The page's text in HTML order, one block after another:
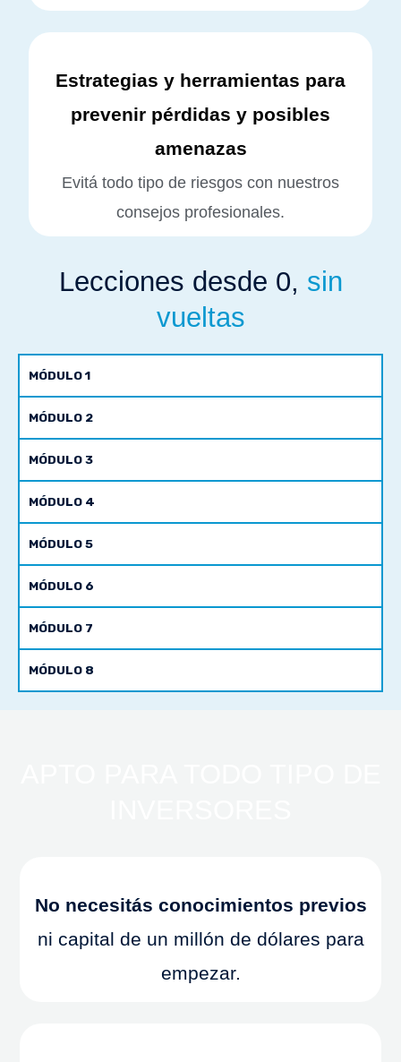
Estrategias y herramientas para
prevenir pérdidas y posibles
amenazas
Evitá todo tipo de riesgos con nuestros
consejos profesionales.
Lecciones desde 0, sin
vueltas
MÓDULO 1
MÓDULO 2
MÓDULO 3
MÓDULO 4
MÓDULO 5
MÓDULO 6
MÓDULO 7
MÓDULO 8
No necesitás conocimientos previos
ni capital de un millón de dólares para
empezar.